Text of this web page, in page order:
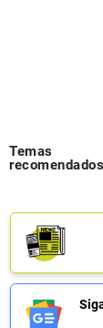
Temas
recomendados